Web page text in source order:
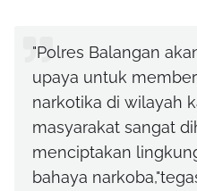
"Polres Balangan
upaya untuk
narkotika di wilayah
masyarakat sangat
menciptakan
bahaya